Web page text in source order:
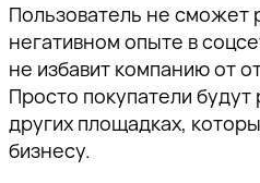
Пользователь не сможет
негативном опыте в
не избавит компанию от
Просто покупатели
других площадках,
бизнесу.